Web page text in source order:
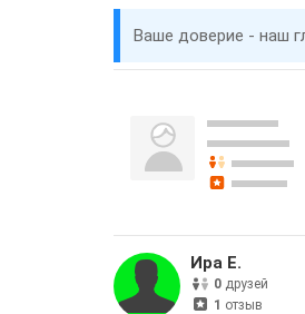
Ваше доверие - наш
Ира Е.
0 друзей
1 отзыв